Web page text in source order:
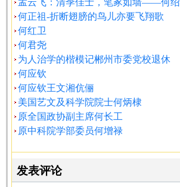
孟云飞：清季佳士，笔冢如墙——何绍
何正祖-折断翅膀的鸟儿亦要飞翔歌
何红卫
何君尧
为人治学的楷模记郴州市委党校退休
何应钦
何应钦王文湘伉俪
美国艺文及科学院院士何炳棣
原全国政协副主席何长工
原中科院学部委员何增禄
发表评论